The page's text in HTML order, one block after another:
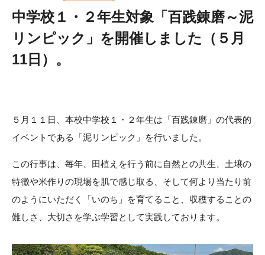
中学校１・２年生対象「百践錬磨～泥
リンピック」を開催しました（５月
11日）。
５月１１日、本校中学校１・２年生は「百践錬磨」の代表的
イベントである「泥リンピック」を行いました。
この行事は、毎年、田植えを行う前に自然との共生、土壌の
特徴や米作りの現場を肌で感じ取る、そして何より当たり前
のようにいただく「いのち」を育てること、収穫することの
難しさ、大切さを学ぶ学習として実践しております。